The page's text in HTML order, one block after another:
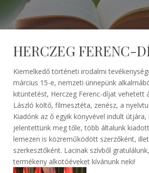
HERCZEG FERENC-
Kiemelkedő történeti irodalmi
március 15-e, nemzeti ünnepünk
kitüntetést, Herczeg Ferenc-díjat vehetett
László költő, filmesztéta, zenész, a
Kiadónk az ő egyik könyvével indult
jelentettünk meg tőle, több általunk
lemezen is közreműködött szerzőként,
szerkesztőként. Lacinak szívből
termékeny alkotóéveket kívánunk neki!